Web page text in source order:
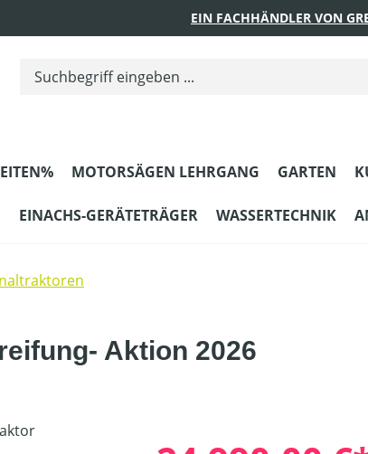
EIN FACHHÄNDLER VON
MOTORSÄGEN LEHRGANG GARTEN
EINACHS-GERÄTETRÄGER WASSERTECHNIK
Aktion 2026